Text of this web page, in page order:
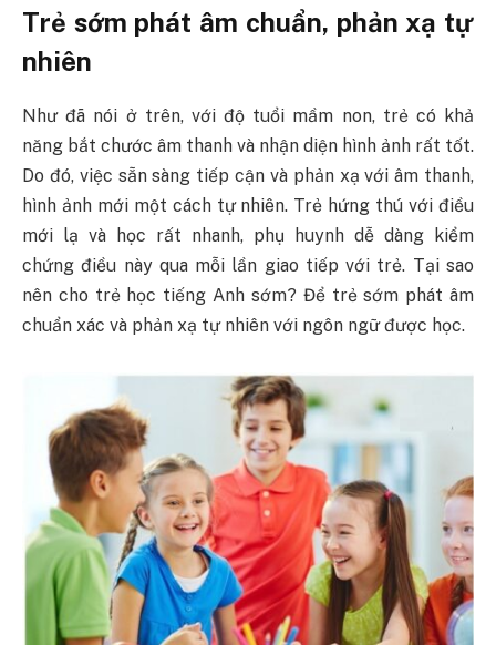
Trẻ sớm phát âm chuẩn, phản xạ tự
nhiên
Như đã nói ở trên, với độ tuổi mầm non, trẻ có khả
năng bắt chước âm thanh và nhận diện hình ảnh rất tốt.
Do đó, việc sẵn sàng tiếp cận và phản xạ với âm thanh,
hình ảnh mới một cách tự nhiên. Trẻ hứng thú với điều
mới lạ và học rất nhanh, phụ huynh dễ dàng kiểm
chứng điều này qua mỗi lần giao tiếp với trẻ. Tại sao
nên cho trẻ học tiếng Anh sớm? Để trẻ sớm phát âm
chuẩn xác và phản xạ tự nhiên với ngôn ngữ được học.